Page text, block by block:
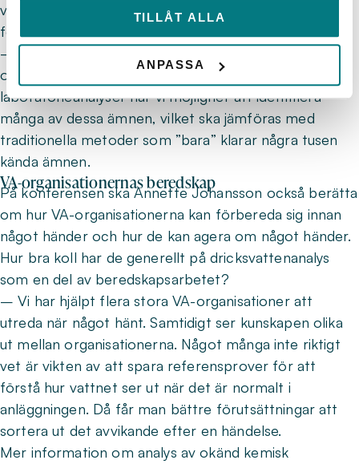
TILLÅT ALLA
ANPASSA
veterinärmedicinska anstalt (SVA). Det här ska
förbättra analysmöjligheterna ytterligare.
– Det finns över 100 miljoner kända kemiska ämnen
och väldigt många okända. Tack vare avancerade
laboratorieanalyser har vi möjlighet att identifiera
många av dessa ämnen, vilket ska jämföras med
traditionella metoder som ”bara” klarar några tusen
kända ämnen.
VA-organisationernas beredskap
På konferensen ska Annette Johansson också berätta
om hur VA-organisationerna kan förbereda sig innan
något händer och hur de kan agera om något händer.
Hur bra koll har de generellt på dricksvattenanalys
som en del av beredskapsarbetet?
– Vi har hjälpt flera stora VA-organisationer att
utreda när något hänt. Samtidigt ser kunskapen olika
ut mellan organisationerna. Något många inte riktigt
vet är vikten av att spara referensprover för att
förstå hur vattnet ser ut när det är normalt i
anläggningen. Då får man bättre förutsättningar att
sortera ut det avvikande efter en händelse.
Mer information om analys av okänd kemisk